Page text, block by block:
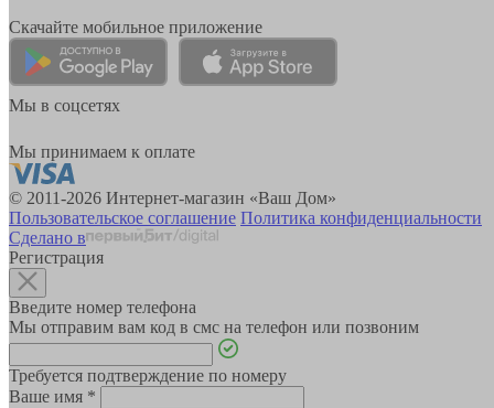
Скачайте мобильное приложение
Мы в соцсетях
Мы принимаем к оплате
© 2011-2026 Интернет-магазин «Ваш Дом»
Пользовательское соглашение Политика конфиденциальности
Сделано в
Регистрация
Введите номер телефона
Мы отправим вам код в смс на телефон или позвоним
Требуется подтверждение по номеру
Ваше имя *